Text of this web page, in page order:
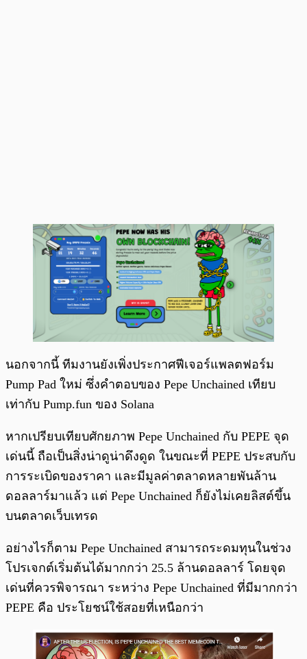
นอกจากนี้ ทีมงานยังเพิ่งประกาศฟีเจอร์แพลตฟอร์ม
Pump Pad ใหม่ ซึ่งคำตอบของ Pepe Unchained เทียบ
เท่ากับ Pump.fun ของ Solana
หากเปรียบเทียบศักยภาพ Pepe Unchained กับ PEPE จุด
เด่นนี้ ถือเป็นสิ่งน่าดูน่าดึงดูด ในขณะที่ PEPE ประสบกับ
การระเบิดของราคา และมีมูลค่าตลาดหลายพันล้าน
ดอลลาร์มาแล้ว แต่ Pepe Unchained ก็ยังไม่เคยลิสต์ขึ้น
บนตลาดเว็บเทรด
อย่างไรก็ตาม Pepe Unchained สามารถระดมทุนในช่วง
โปรเจกต์เริ่มต้นได้มากกว่า 25.5 ล้านดอลลาร์ โดยจุด
เด่นที่ควรพิจารณา ระหว่าง Pepe Unchained ที่มีมากกว่า
PEPE คือ ประโยชน์ใช้สอยที่เหนือกว่า